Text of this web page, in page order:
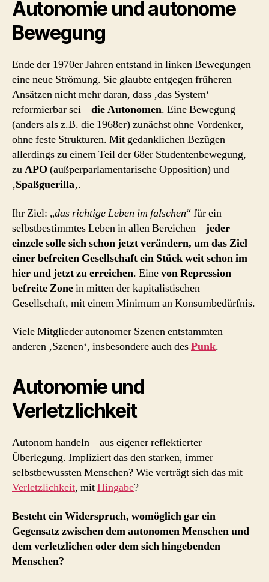
Autonomie und autonome
Bewegung
Ende der 1970er Jahren entstand in linken Bewegungen
eine neue Strömung. Sie glaubte entgegen früheren
Ansätzen nicht mehr daran, dass ‚das System‘
reformierbar sei –die Autonomen. Eine Bewegung
(anders als z.B. die 1968er) zunächst ohne Vordenker,
ohne feste Strukturen. Mit gedanklichen Bezügen
allerdings zu einem Teil der 68er Studentenbewegung,
zuAPO (außperparlamentarische Opposition) und
‚Spaßguerilla‚.
Ihr Ziel: „das richtige Leben im falschen“ für ein
selbstbestimmtes Leben in allen Bereichen –jeder
einzele solle sich schon jetzt verändern, um das Ziel
einer befreiten Gesellschaft ein Stück weit schon im
hier und jetzt zu erreichen. Einevon Repression
befreite Zonein mitten der kapitalistischen
Gesellschaft, mit einem Minimum an Konsumbedürfnis.
Viele Mitglieder autonomer Szenen entstammten
anderen ‚Szenen‘, insbesondere auch desPunk.
Autonomie und
Verletzlichkeit
Autonom handeln – aus eigener reflektierter
Überlegung. Impliziert das den starken, immer
selbstbewussten Menschen? Wie verträgt sich das mit
Verletzlichkeit, mitHingabe?
Besteht ein Widerspruch, womöglich gar ein
Gegensatz zwischen dem autonomen Menschen und
dem verletzlichen oder dem sich hingebenden
Menschen?